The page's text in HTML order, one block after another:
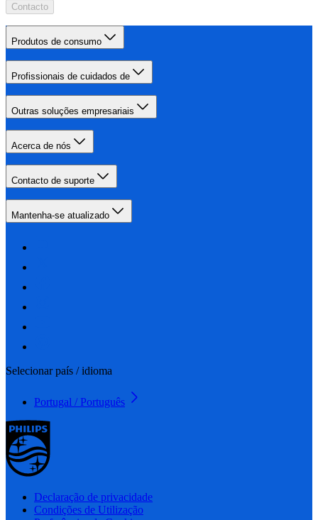
Contacto
Produtos de consumo
Profissionais de cuidados de
Outras soluções empresariais
Acerca de nós
Contacto de suporte
Mantenha-se atualizado
Selecionar país / idioma
Portugal / Português
Declaração de privacidade
Condições de Utilização